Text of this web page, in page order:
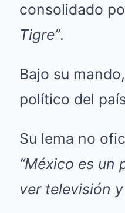
consolidado
Tigre”.
Bajo su
político del
Su lema no
“México es un
ver televisión